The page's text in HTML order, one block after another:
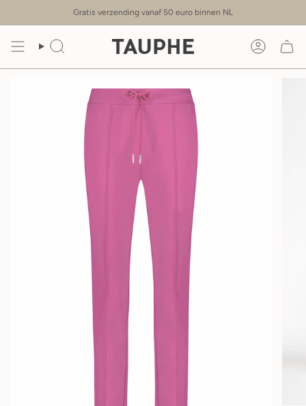
artikel
Gratis verzending vanaf 50 euro binnen NL
Zoeken Account